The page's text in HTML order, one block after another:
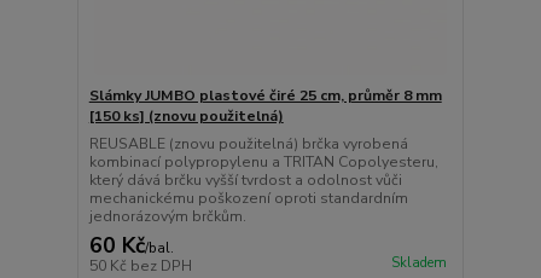
Slámky JUMBO plastové čiré 25 cm, průměr 8 mm
[150 ks] (znovu použitelná)
REUSABLE (znovu použitelná) brčka vyrobená
kombinací polypropylenu a TRITAN Copolyesteru,
který dává brčku vyšší tvrdost a odolnost vůči
mechanickému poškození oproti standardním
jednorázovým brčkům.
60 Kč/bal.
50 Kč bez DPH Skladem